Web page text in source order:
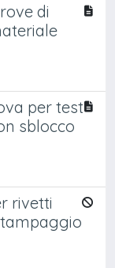
di
per test
sblocco
rivetti